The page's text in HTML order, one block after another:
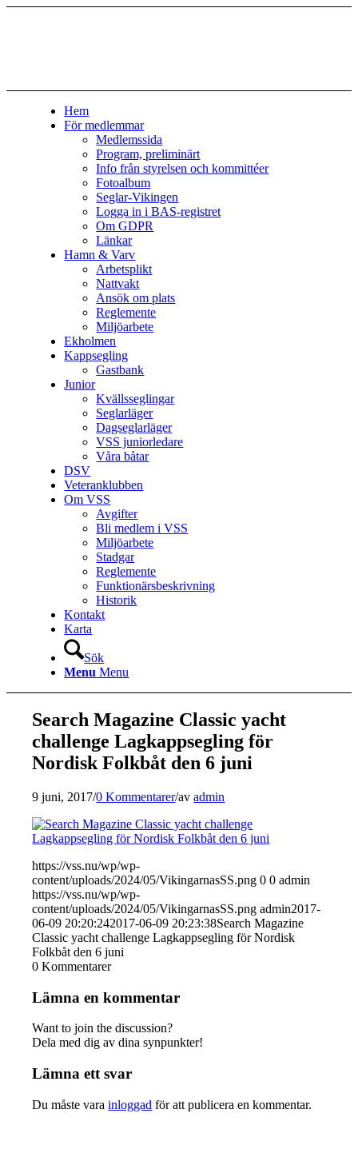
Hem
För medlemmar
Medlemssida
Program, preliminärt
Info från styrelsen och kommittéer
Fotoalbum
Seglar-Vikingen
Logga in i BAS-registret
Om GDPR
Länkar
Hamn & Varv
Arbetsplikt
Nattvakt
Ansök om plats
Reglemente
Miljöarbete
Ekholmen
Kappsegling
Gastbank
Junior
Kvällsseglingar
Seglarläger
Dagseglarläger
VSS juniorledare
Våra båtar
DSV
Veteranklubben
Om VSS
Avgifter
Bli medlem i VSS
Miljöarbete
Stadgar
Reglemente
Funktionärsbeskrivning
Historik
Kontakt
Karta
Sök
Menu Menu
Search Magazine Classic yacht
challenge Lagkappsegling för
Nordisk Folkbåt den 6 juni
9 juni, 2017/0 Kommentarer/avadmin
https://vss.nu/wp/wp-
content/uploads/2024/05/VikingarnasSS.png 0 0 admin
https://vss.nu/wp/wp-
content/uploads/2024/05/VikingarnasSS.png admin2017-
06-09 20:20:242017-06-09 20:23:38Search Magazine
Classic yacht challenge Lagkappsegling för Nordisk
Folkbåt den 6 juni
0 Kommentarer
Lämna en kommentar
Want to join the discussion?
Dela med dig av dina synpunkter!
Lämna ett svar
Du måste varainloggad för att publicera en kommentar.